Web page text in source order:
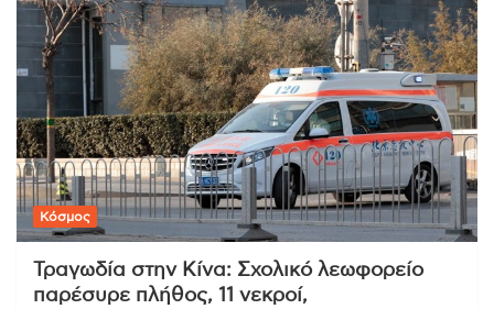
Κόσμος
Τραγωδία στην Κίνα: Σχολικό λεωφορείο
παρέσυρε πλήθος, 11 νεκροί,